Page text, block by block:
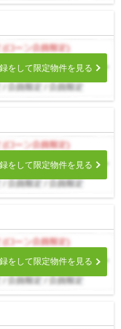
をして限定物件を見る
をして限定物件を見る
をして限定物件を見る